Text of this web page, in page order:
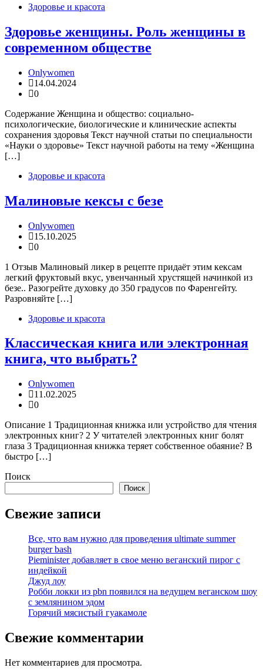
Здоровье и красота
Здоровье женщины. Роль женщины в
современном обществе
Onlywomen
14.04.2024
0
Содержание Женщина и общество: социально-
психологические, биологические и клинические аспекты
сохранения здоровья Текст научной статьи по специальности
«Науки о здоровье» Текст научной работы на тему «Женщина
[…]
Здоровье и красота
Малиновые кексы с безе
Onlywomen
15.10.2025
0
1 Отзыв Малиновый ликер в рецепте придаёт этим кексам
легкий фруктовый вкус, увенчанный хрустящей начинкой из
безе.. Разогрейте духовку до 350 градусов по Фаренгейту.
Разровняйте […]
Здоровье и красота
Классическая книга или электронная
книга, что выбрать?
Onlywomen
11.02.2025
0
Описание 1 Традиционная книжка или устройство для чтения
электронных книг? 2 У читателей электронных книг болят
глаза 3 Традиционная книжка теряет собственное обаяние? В
быстро […]
Поиск
Поиск
Свежие записи
Все, что вам нужно для проведения ultimate summer
burger bash
Pieminister добавляет в свое меню веганский пирог с
индейкой
Джуд лоу
Робби локки из pbn появился на ведущем веганском шоу
с землянином эдом
Горячий мясистый гуакамоле
Свежие комментарии
Нет комментариев для просмотра.